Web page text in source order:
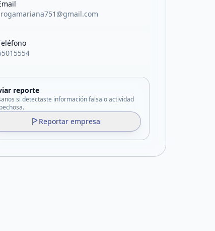
reporte
si detectaste información falsa o actividad
Reportar empresa